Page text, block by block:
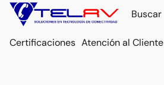
Certificaciones Atención al Cliente